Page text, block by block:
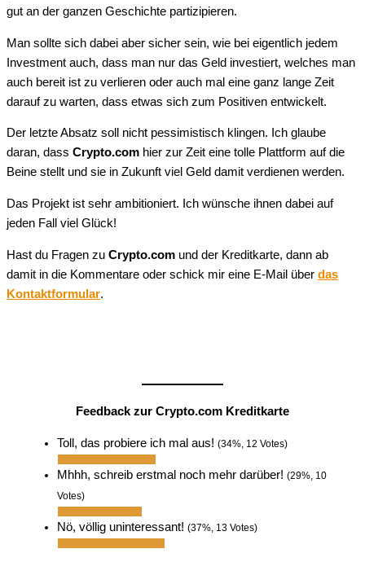
gut an der ganzen Geschichte partizipieren.
Man sollte sich dabei aber sicher sein, wie bei eigentlich jedem
Investment auch, dass man nur das Geld investiert, welches man
auch bereit ist zu verlieren oder auch mal eine ganz lange Zeit
darauf zu warten, dass etwas sich zum Positiven entwickelt.
Der letzte Absatz soll nicht pessimistisch klingen. Ich glaube
daran, dass Crypto.com hier zur Zeit eine tolle Plattform auf die
Beine stellt und sie in Zukunft viel Geld damit verdienen werden.
Das Projekt ist sehr ambitioniert. Ich wünsche ihnen dabei auf
jeden Fall viel Glück!
Hast du Fragen zu Crypto.com und der Kreditkarte, dann ab
damit in die Kommentare oder schick mir eine E-Mail über das
Kontaktformular.
Feedback zur Crypto.com Kreditkarte
Toll, das probiere ich mal aus! (34%, 12 Votes)
Mhhh, schreib erstmal noch mehr darüber! (29%, 10
Votes)
Nö, völlig uninteressant! (37%, 13 Votes)